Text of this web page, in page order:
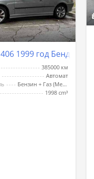
1999 год Бендеры
385000 км
Автомат
Бензин + Газ (Метан)
1998 cm³